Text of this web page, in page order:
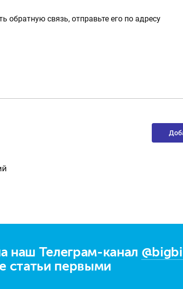
обратную связь, отправьте его по адресу
наш Телеграм-канал
статьи первыми